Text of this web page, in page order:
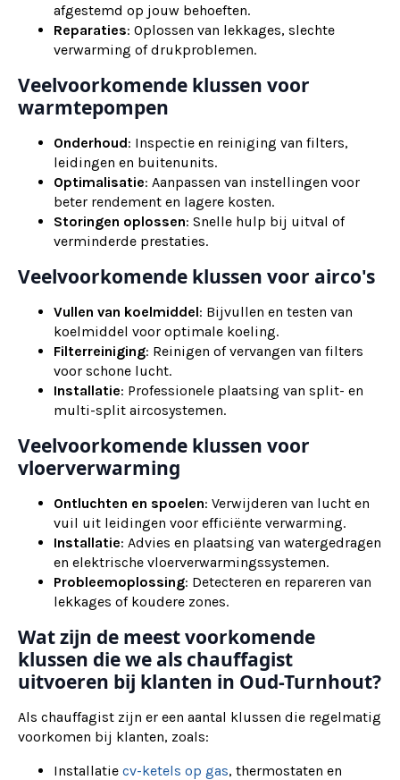
afgestemd op jouw behoeften.
Reparaties: Oplossen van lekkages, slechte
verwarming of drukproblemen.
Veelvoorkomende klussen voor
warmtepompen
Onderhoud: Inspectie en reiniging van filters,
leidingen en buitenunits.
Optimalisatie: Aanpassen van instellingen voor
beter rendement en lagere kosten.
Storingen oplossen: Snelle hulp bij uitval of
verminderde prestaties.
Veelvoorkomende klussen voor airco's
Vullen van koelmiddel: Bijvullen en testen van
koelmiddel voor optimale koeling.
Filterreiniging: Reinigen of vervangen van filters
voor schone lucht.
Installatie: Professionele plaatsing van split- en
multi-split aircosystemen.
Veelvoorkomende klussen voor
vloerverwarming
Ontluchten en spoelen: Verwijderen van lucht en
vuil uit leidingen voor efficiënte verwarming.
Installatie: Advies en plaatsing van watergedragen
en elektrische vloerverwarmingssystemen.
Probleemoplossing: Detecteren en repareren van
lekkages of koudere zones.
Wat zijn de meest voorkomende
klussen die we als chauffagist
uitvoeren bij klanten in Oud-Turnhout?
Als chauffagist zijn er een aantal klussen die regelmatig
voorkomen bij klanten, zoals:
Installatie cv-ketels op gas, thermostaten en